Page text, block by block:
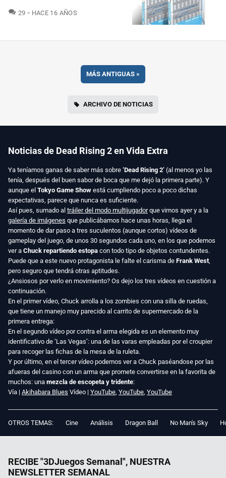
29 COMENTARIOS
HACE 16 AÑOS
MÁS ANTIGUAS »
ARCHIVO DE NOTICIAS
Noticias de Dead Rising 2 en Vida Extra
Ya teníamos ganas de saber más sobre ‘Dead Rising 2’ (al menos yo las
tenía, después del buen sabor de boca que me dejó la primera parte). Y
aunque el Tokyo Game Show está cumpliendo poco a poco dichas
expectativas, parece que nunca es suficiente.
Así pues, sumado al tráiler del modo multijugadorque vimos ayer y a la
galería de imágenes que publicábamos hace unas horas, llega el
momento de dar paso a tres suculentos (aunque cortos) vídeos de
gameplay del juego, de unos 30 segundos cada uno, en los que podemos
ver a Chuck repartiendo estopa con todo tipo de objetos contundentes.
Puede que a este nuevo protagonista le falte el carisma de Frank West
pero seguro que tendrá otras aptitudes.
¿Ansiosos por verlo en movimiento? Os dejo los tres vídeos en cuestión a
continuación.
En el primer vídeo, Chuck arrolla a los zombies con una silla de ruedas,
que tiene un manejo muy parecido al carrito de supermercado de la
primera entrega:
En el segundo vídeo por contra el arma elegida es un elemento muy
identificativo de ‘Las Vegas’: una de las varas empleadas por el croupier
para recoger las fichas de la mesa de la ruleta.
Y por último, en el tercer vídeo podemos ver a Chuck paséandose por las
afueras del casino con un arma que promete convertirse en la favorita de
muchos: una mezcla de escopeta y tridente:
Vía | Akihabara Blues Vídeo | YouTube YouTube YouTube
OTROS TEMAS: Cine Análisis Dragon Ball No Man's Sky
RECIBE "3DJuegos Semanal", NUESTRA
NEWSLETTER SEMANAL